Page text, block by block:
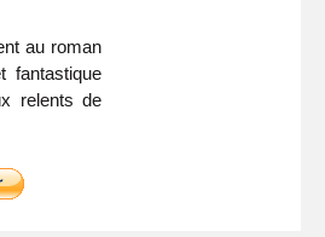
au roman
fantastique
relents de